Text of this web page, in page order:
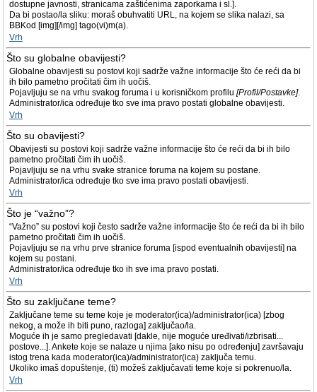
dostupne javnosti, stranicama zaštićenima zaporkama i sl.].
Da bi postao/la sliku: moraš obuhvatiti URL, na kojem se slika nalazi, sa
BBKod [img][/img] tago(vi)m(a).
Vrh
Što su globalne obavijesti?
Globalne obavijesti su postovi koji sadrže važne informacije što će reći da bi
ih bilo pametno pročitati čim ih uočiš.
Pojavljuju se na vrhu svakog foruma i u korisničkom profilu [Profil/Postavke].
Administrator/ica određuje tko sve ima pravo postati globalne obavijesti.
Vrh
Što su obavijesti?
Obavijesti su postovi koji sadrže važne informacije što će reći da bi ih bilo
pametno pročitati čim ih uočiš.
Pojavljuju se na vrhu svake stranice foruma na kojem su postane.
Administrator/ica određuje tko sve ima pravo postati obavijesti.
Vrh
Što je “važno”?
“Važno” su postovi koji često sadrže važne informacije što će reći da bi ih bilo
pametno pročitati čim ih uočiš.
Pojavljuju se na vrhu prve stranice foruma [ispod eventualnih obavijesti] na
kojem su postani.
Administrator/ica određuje tko ih sve ima pravo postati.
Vrh
Što su zaključane teme?
Zaključane teme su teme koje je moderator(ica)/administrator(ica) [zbog
nekog, a može ih biti puno, razloga] zaključao/la.
Moguće ih je samo pregledavati [dakle, nije moguće uređivati/izbrisati...
postove...]. Ankete koje se nalaze u njima [ako nisu po određenju] završavaju
istog trena kada moderator(ica)/administrator(ica) zaključa temu.
Ukoliko imaš dopuštenje, (ti) možeš zaključavati teme koje si pokrenuo/la.
Vrh